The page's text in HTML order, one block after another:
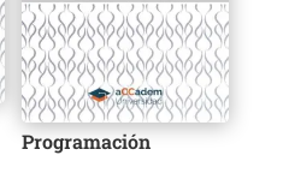
Programación